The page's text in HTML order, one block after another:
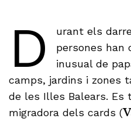
D
urant els
persones han
inusual de
camps, jardins i zones
de les Illes Balears. Es
migradora dels cards (